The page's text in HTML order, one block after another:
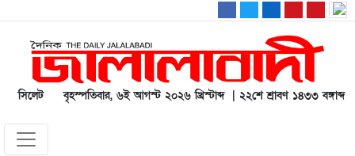
সিলেট বৃহস্পতিবার, ৬ই আগস্ট ২০২৬ খ্রিস্টাব্দ | ২২শে শ্রাবণ ১৪৩৩ বঙ্গাব্দ